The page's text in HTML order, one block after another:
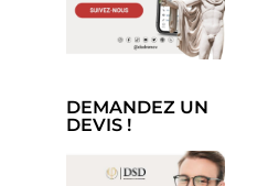
DEMANDEZ UN
DEVIS !